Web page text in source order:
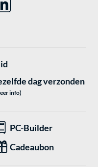
dag verzonden
info)
PC-Builder
Cadeaubon